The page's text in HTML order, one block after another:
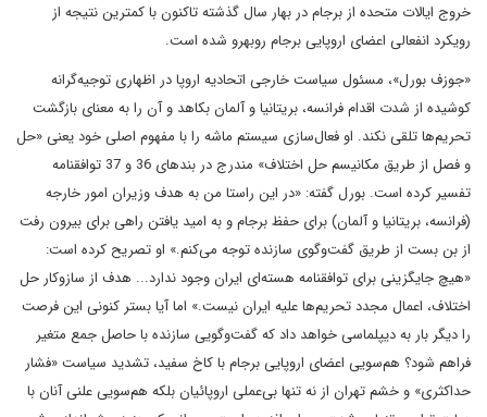
خروج ایالات متحده از برجام در بهار سال گذشته تاکنون با کمترین نتیجه از
رویکرد انفعالی اعضای اروپایی برجام روبهرو شده است.
«جوزف بورل»، مسئول سیاست خارجی اتحادیه اروپا در اظهاری توجیه‌گرانه
کوشیده از شدت اقدام فرانسه، بریتانیا و آلمان بکاهد و آن را به معنای بازگشت
تحریم‌ها تلقی نکند. او فعال‌سازی سیستم ماشه را با مفهوم اصلی خود یعنی «حل
و فصل از طریق مکانیسم حل اختلاف» مندرج در بندهای 36 و 37 توافقنامه
تفسیر کرده است. بورل گفته: «در این راستا من به هدف وزیران امور خارجه
(فرانسه، بریتانیا و آلمان) برای حفظ برجام و به امید یافتن راهی برای بیرون رفت
از بن بست از طریق گفت‌وگوی سازنده توجه می‌کنم.» او تصریح کرده است:
«هیچ جایگزینی برای توافقنامه هسته‌ای ایران وجود ندارد... هدف از سازوکار حل
اختلاف، اعمال مجدد تحریم‌ها علیه ایران نیست.» اما آیا بستر کنونی این فرصت
را دیگر بار به دیپلماسی خواهد داد که گفت‌وگویی سازنده با حاصل جمع متغیر
فراهم شود؟ هم‌سویی اعضای اروپایی برجام با کاخ سفید، تشدید سیاست «فشار
حداکثری» و خشم تهران از نه تنها بی‌عملی اروپائیان بلکه هم‌سویی علنی آنان با